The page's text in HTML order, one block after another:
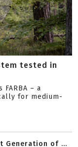
tested in
– a
for medium-
Generation of ...